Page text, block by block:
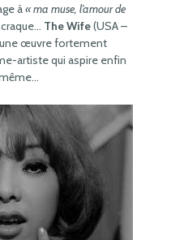
à« ma muse, l’amour de
craque… The Wife(USA –
une œuvre fortement
artiste qui aspire enfin